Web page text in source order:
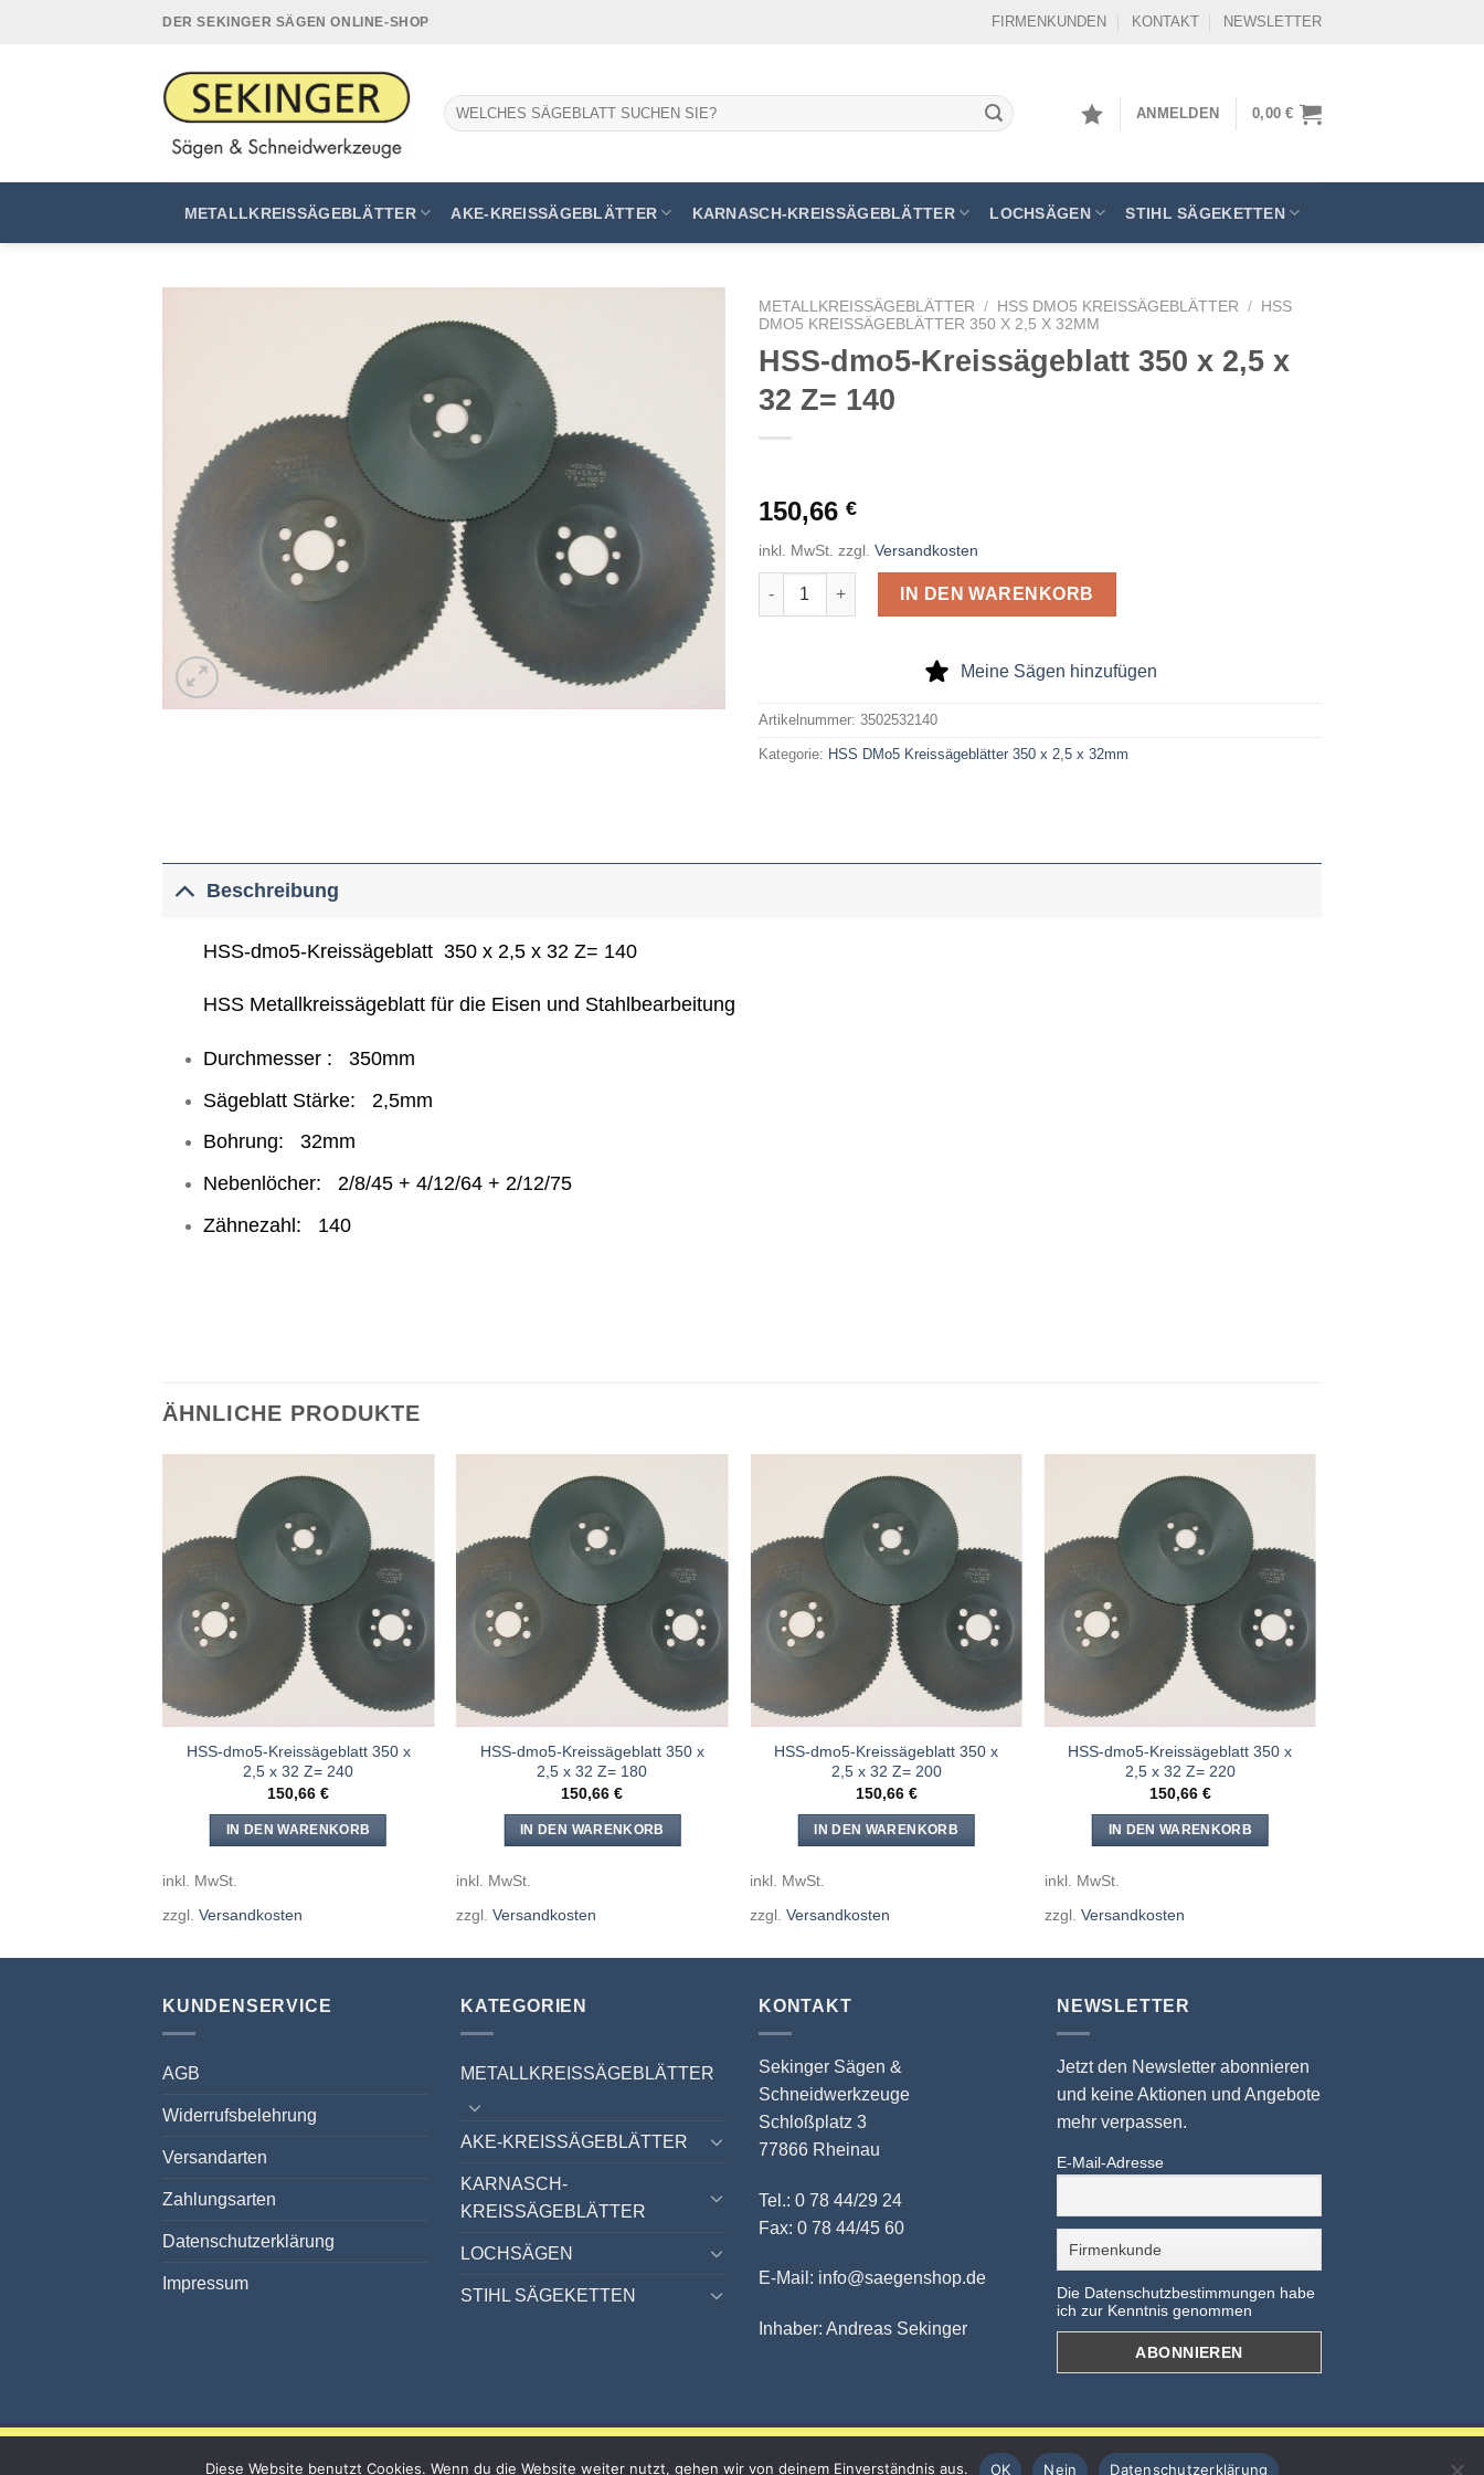
DER SEKINGER SÄGEN ONLINE-SHOP FIRMENKUNDEN KONTAKT NEWSLETTER
Suchen
nach:
ANMELDEN 0,00€
METALLKREISSÄGEBLÄTTER AKE-KREISSÄGEBLÄTTER KARNASCH-KREISSÄGEBLÄTTER LOCHSÄGEN STIHL SÄGEKETTEN
hinzufügen
METALLKREISSÄGEBLÄTTER / HSS DMO5 KREISSÄGEBLÄTTER /
HSS
DMO5 KREISSÄGEBLÄTTER 350 X 2,5 X 32MM
HSS-dmo5-Kreissägeblatt 350 x 2,5 x
32 Z= 140
150,66 €
inkl. MwSt. zzgl. Versandkosten
HSS-dmo5-Kreissägeblatt 350 x 2,5 x 32 Z= 140 Menge
IN DEN WARENKORB
Meine Sägen hinzufügen
Artikelnummer: 3502532140
Kategorie: HSS DMo5 Kreissägeblätter 350 x 2,5 x 32mm
Beschreibung
HSS-dmo5-Kreissägeblatt 350 x 2,5 x 32 Z= 140
HSS Metallkreissägeblatt für die Eisen und Stahlbearbeitung
Durchmesser : 350mm
Sägeblatt Stärke: 2,5mm
Bohrung: 32mm
Nebenlöcher: 2/8/45 + 4/12/64 + 2/12/75
Zähnezahl: 140
ÄHNLICHE PRODUKTE
Meine
Sägen
hinzufügen
HSS-dmo5-Kreissägeblatt 350 x
2,5 x 32 Z= 240
150,66€
IN DEN WARENKORB
inkl. MwSt.
zzgl. Versandkosten
Meine
Sägen
hinzufügen
HSS-dmo5-Kreissägeblatt 350 x
2,5 x 32 Z= 180
150,66€
IN DEN WARENKORB
inkl. MwSt.
zzgl.Versandkosten
Meine
Sägen
hinzufügen
HSS-dmo5-Kreissägeblatt 350 x
2,5 x 32 Z= 200
150,66 €
IN DEN WARENKORB
inkl. MwSt.
zzgl.Versandkosten
Meine
Sägen
hinzufügen
HSS-dmo5-Kreissägeblatt 350 x
2,5 x 32 Z= 220
150,66 €
IN DEN WARENKORB
inkl. MwSt.
zzgl. Versandkosten
KUNDENSERVICE
AGB
Widerrufsbelehrung
Versandarten
Zahlungsarten
Datenschutzerklärung
Impressum
KATEGORIEN
METALLKREISSÄGEBLÄTTER
AKE-KREISSÄGEBLÄTTER
KARNASCH-
KREISSÄGEBLÄTTER
LOCHSÄGEN
STIHL SÄGEKETTEN
KONTAKT
Sekinger Sägen &
Schneidwerkzeuge
Schloßplatz 3
77866 Rheinau
Tel.: 0 78 44/29 24
Fax: 0 78 44/45 60
E-Mail: info@saegenshop.de
Inhaber: Andreas Sekinger
NEWSLETTER
Jetzt den Newsletter abonnieren
und keine Aktionen und Angebote
mehr verpassen.
E-Mail-Adresse
Die Datenschutzbestimmungen habe
ich zur Kenntnis genommen
Diese Website benutzt Cookies. Wenn du die Website weiter nutzt, gehen wir von deinem Einverständnis aus. OK Nein Datenschutzerklärung